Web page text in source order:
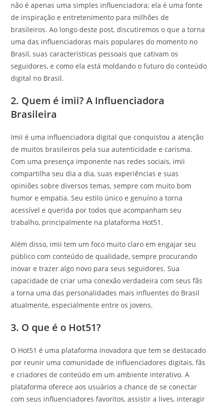
não é apenas uma simples influenciadora; ela é uma fonte
de inspiração e entretenimento para milhões de
brasileiros. Ao longo deste post, discutiremos o que a torna
uma das influenciadoras mais populares do momento no
Brasil, suas características pessoais que cativam os
seguidores, e como ela está moldando o futuro do conteúdo
digital no Brasil.
2. Quem é imii? A Influenciadora
Brasileira
Imii é uma influenciadora digital que conquistou a atenção
de muitos brasileiros pela sua autenticidade e carisma.
Com uma presença imponente nas redes sociais, imii
compartilha seu dia a dia, suas experiências e suas
opiniões sobre diversos temas, sempre com muito bom
humor e empatia. Seu estilo único e genuíno a torna
acessível e querida por todos que acompanham seu
trabalho, principalmente na plataforma Hot51.
Além disso, imii tem um foco muito claro em engajar seu
público com conteúdo de qualidade, sempre procurando
inovar e trazer algo novo para seus seguidores. Sua
capacidade de criar uma conexão verdadeira com seus fãs
a torna uma das personalidades mais influentes do Brasil
atualmente, especialmente entre os jovens.
3. O que é o Hot51?
O Hot51 é uma plataforma inovadora que tem se destacado
por reunir uma comunidade de influenciadores digitais, fãs
e criadores de conteúdo em um ambiente interativo. A
plataforma oferece aos usuários a chance de se conectar
com seus influenciadores favoritos, assistir a lives, interagir